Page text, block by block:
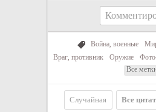
Война, военные
Враг, противник
Оружие
Все
Случайная Все